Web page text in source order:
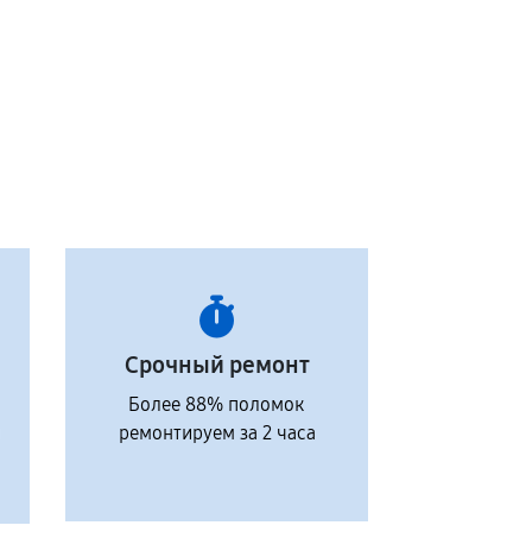
Срочный ремонт
Более 88% поломок
ремонтируем за 2 часа